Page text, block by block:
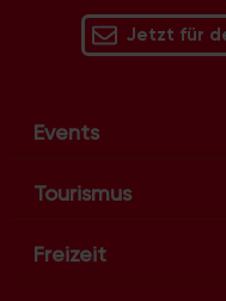
Jetzt für
Events
Tourismus
Freizeit